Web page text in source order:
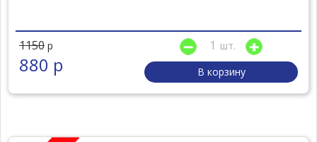
1150 р
880 р
шт.
В корзину